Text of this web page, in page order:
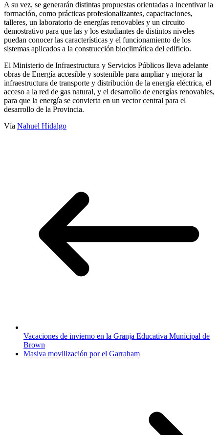
A su vez, se generarán distintas propuestas orientadas a incentivar la
formación, como prácticas profesionalizantes, capacitaciones,
talleres, un laboratorio de energías renovables y un circuito
demostrativo para que las y los estudiantes de distintos niveles
puedan conocer las características y el funcionamiento de los
sistemas aplicados a la construcción bioclimática del edificio.
El Ministerio de Infraestructura y Servicios Públicos lleva adelante
obras de Energía accesible y sostenible para ampliar y mejorar la
infraestructura de transporte y distribución de la energía eléctrica, el
acceso a la red de gas natural, y el desarrollo de energías renovables,
para que la energía se convierta en un vector central para el
desarrollo de la Provincia.
Vía Nahuel Hidalgo
Vacaciones de invierno en la Granja Educativa Municipal de
Brown
Masiva movilización por el Garraham